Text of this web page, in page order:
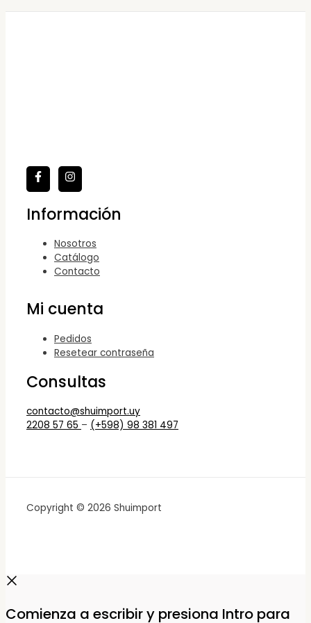
Información
Nosotros
Catálogo
Contacto
Mi cuenta
Pedidos
Resetear contraseña
Consultas
contacto@shuimport.uy
2208 57 65 – (+598) 98 381 497
Copyright © 2026 Shuimport
Comienza a escribir y presiona Intro para